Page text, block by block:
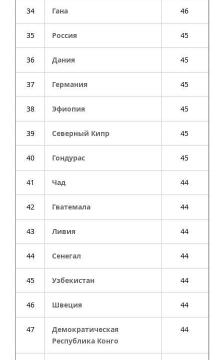
34 Гана 46
35 Россия 45
36 Дания 45
37 Германия 45
38 Эфиопия 45
39 Северный Кипр 45
40 Гондурас 45
41 Чад 44
42 Гватемала 44
43 Ливия 44
44 Сенегал 44
45 Узбекистан 44
46 Швеция 44
47
Демократическая
Республика Конго
44